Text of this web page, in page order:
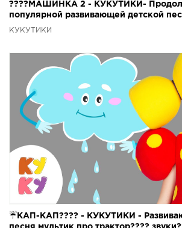
????МАШИНКА 2 - КУКУТИКИ-
популярной развивающей детской
животных
КУКУТИКИ
☔КАП-КАП???? - КУКУТИКИ -